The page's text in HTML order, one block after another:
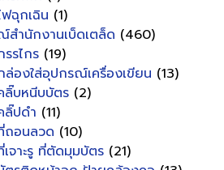
ฟฉุกเฉิน (1)
สำนักงานเบ็ดเตล็ด (460)
รรไกร (19)
ล่องใส่อุปกรณ์เครื่องเขียน (13)
ลิ๊บหนีบบัตร (2)
ลิ๊ปดำ (11)
ถอนลวด (10)
เจาะรู ที่ตัดมุมบัตร (21)